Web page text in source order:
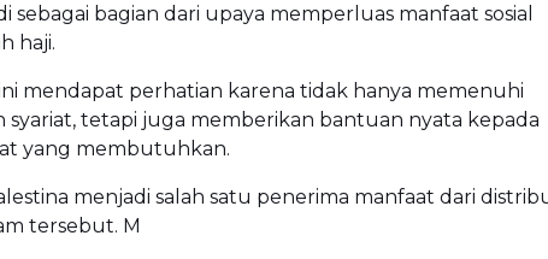
sebagai bagian dari upaya memperluas manfaat sosial
haji.
mendapat perhatian karena tidak hanya memenuhi
syariat, tetapi juga memberikan bantuan nyata kepada
yang membutuhkan.
menjadi salah satu penerima manfaat dari
tersebut. M